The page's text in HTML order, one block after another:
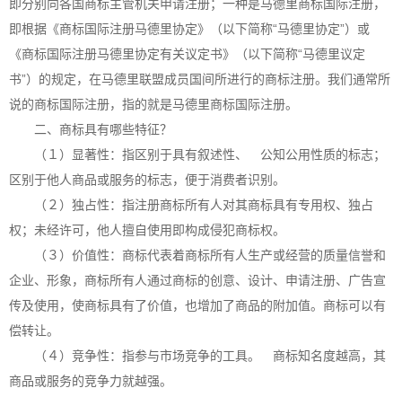
即分别向各国商标主管机关申请注册；一种是马德里商标国际注册，
即根据《商标国际注册马德里协定》（以下简称“马德里协定”）或
《商标国际注册马德里协定有关议定书》（以下简称“马德里议定
书”）的规定，在马德里联盟成员国间所进行的商标注册。我们通常所
说的商标国际注册，指的就是马德里商标国际注册。
二、商标具有哪些特征？
（１）显著性：指区别于具有叙述性、 公知公用性质的标志；
区别于他人商品或服务的标志，便于消费者识别。
（２）独占性：指注册商标所有人对其商标具有专用权、独占
权；未经许可，他人擅自使用即构成侵犯商标权。
（３）价值性：商标代表着商标所有人生产或经营的质量信誉和
企业、形象，商标所有人通过商标的创意、设计、申请注册、广告宣
传及使用，使商标具有了价值，也增加了商品的附加值。商标可以有
偿转让。
（４）竞争性：指参与市场竞争的工具。 商标知名度越高，其
商品或服务的竞争力就越强。